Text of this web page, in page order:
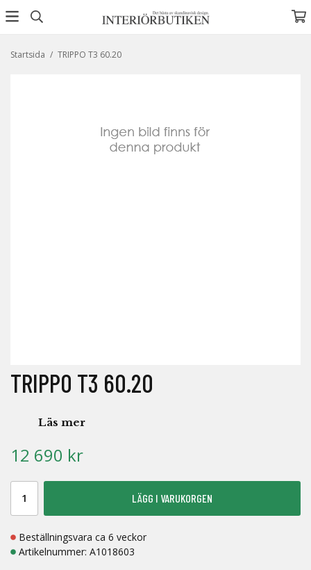
Startsida / TRIPPO T3 60.20
TRIPPO T3 60.20
Läs mer
12 690 kr
LÄGG I VARUKORGEN
Beställningsvara ca 6 veckor
Artikelnummer: A1018603